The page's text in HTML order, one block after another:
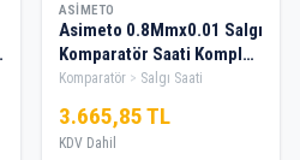
ASIMETO
Asimeto 0.8Mmx0.01 Salgı
Komparatör Saati Komple
Set
Komparatör Salgı Saati
3.665,85 TL
KDV Dahil